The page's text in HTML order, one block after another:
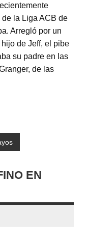
la Liga ACB de
Arregló por un
de Jeff, el pibe
su padre en las
de las
EN